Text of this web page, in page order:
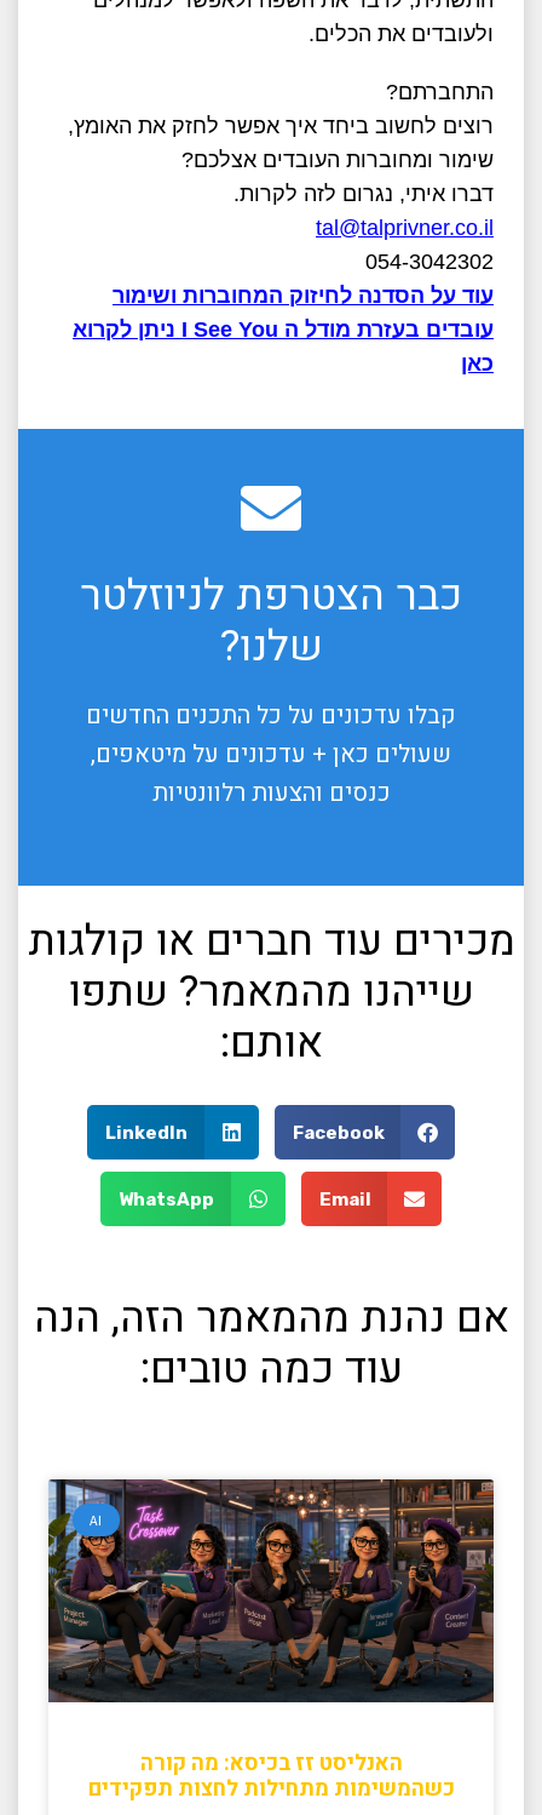
ולעובדים את הכלים.
התחברתם?
רוצים לחשוב ביחד איך אפשר לחזק את האומץ,
שימור ומחוברות העובדים אצלכם?
דברו איתי, נגרום לזה לקרות.
tal@talprivner.co.il
054-3042302
עוד על הסדנה לחיזוק המחוברות ושימור
עובדים בעזרת מודל ה I See You ניתן לקרוא
כאן
כבר הצטרפת לניוזלטר
שלנו?
קבלו עדכונים על כל התכנים החדשים
שעולים כאן + עדכונים על מיטאפים,
כנסים והצעות רלוונטיות
מכירים עוד חברים או קולגות
שייהנו מהמאמר? שתפו
אותם:
Facebook
LinkedIn
Email
WhatsApp
אם נהנת מהמאמר הזה, הנה
עוד כמה טובים:
AI
האנליסט זז בכיסא: מה קורה
כשהמשימות מתחילות לחצות תפקידים